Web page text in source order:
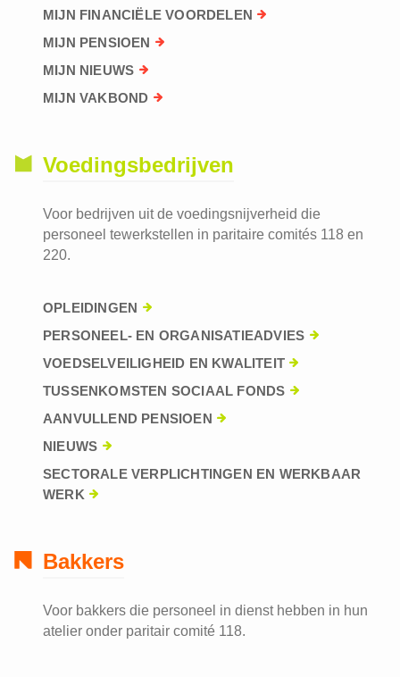
MIJN FINANCIËLE VOORDELEN
MIJN PENSIOEN
MIJN NIEUWS
MIJN VAKBOND
Voedingsbedrijven
Voor bedrijven uit de voedingsnijverheid die
personeel tewerkstellen in paritaire comités 118 en
220.
OPLEIDINGEN
PERSONEEL- EN ORGANISATIEADVIES
VOEDSELVEILIGHEID EN KWALITEIT
TUSSENKOMSTEN SOCIAAL FONDS
AANVULLEND PENSIOEN
NIEUWS
SECTORALE VERPLICHTINGEN EN WERKBAAR
WERK
Bakkers
Voor bakkers die personeel in dienst hebben in hun
atelier onder paritair comité 118.